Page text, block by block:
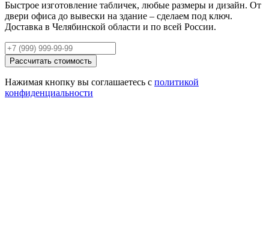
Быстрое изготовление табличек, любые размеры и дизайн. От
двери офиса до вывески на здание – сделаем под ключ.
Доставка в Челябинской области и по всей России.
Рассчитать стоимость
Нажимая кнопку вы соглашаетесь с политикой
конфиденциальности